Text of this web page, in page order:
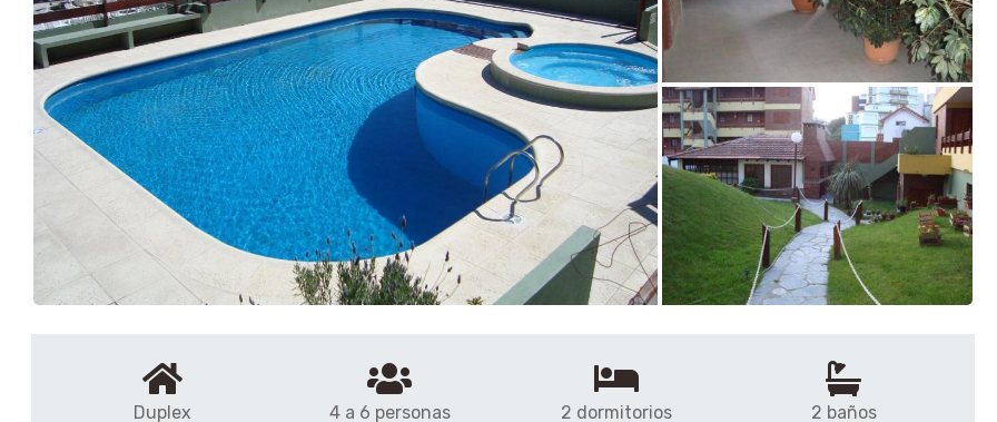
Duplex 4 a 6 personas 2 dormitorios 2 baños